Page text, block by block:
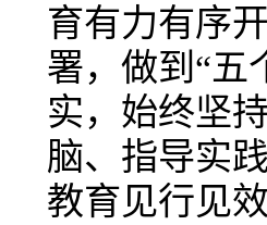
育有力有序
署，做到“五
实，始终坚
脑、指导实
教育见行见